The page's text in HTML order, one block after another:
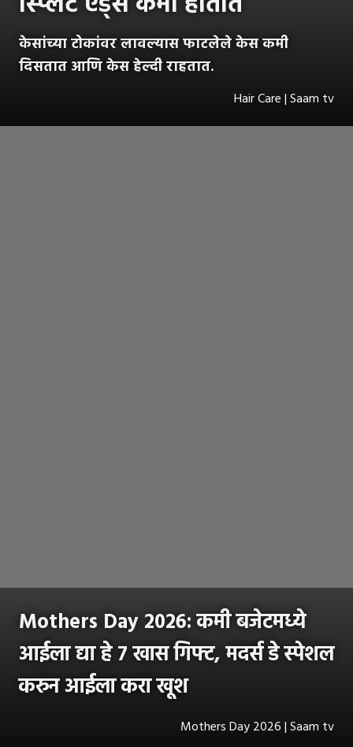
केसांच्या टोकांवर लावल्यास फाटलेले केस कमी
दिसतात आणि केस हेल्दी राहतात.
Hair Care | Saam tv
Mothers Day 2026: कमी बजेटमध्ये
आईला द्या हे ७ खास गिफ्ट, मदर्स डे स्पेशल
करुन आईला करा खूश
Mothers Day 2026 | Saam tv